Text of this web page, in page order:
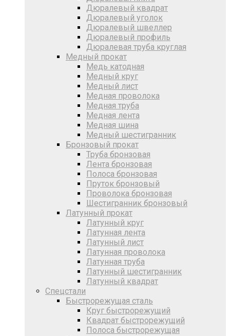
Дюралевый квадрат
Дюралевый уголок
Дюралевый швеллер
Дюралевый профиль
Дюралевая труба круглая
Медный прокат
Медь катодная
Медный круг
Медный лист
Медная проволока
Медная труба
Медная лента
Медная шина
Медный шестигранник
Бронзовый прокат
Труба бронзовая
Лента бронзовая
Полоса бронзовая
Пруток бронзовый
Проволока бронзовая
Шестигранник бронзовый
Латунный прокат
Латунный круг
Латунная лента
Латунный лист
Латунная проволока
Латунная труба
Латунный шестигранник
Латунный квадрат
Спецстали
Быстрорежущая сталь
Круг быстрорежущий
Квадрат быстрорежущий
Полоса быстрорежущая